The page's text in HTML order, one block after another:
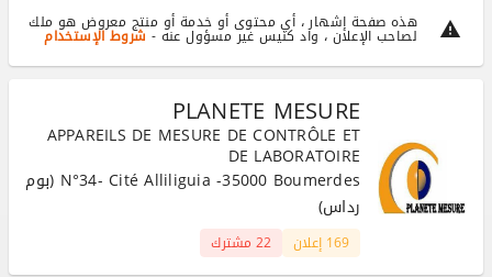
هذه صفحة إشهار ، أي محتوى أو خدمة أو منتج معروض هو ملك
لصاحب الإعلان ، واد كنيس غير مسؤول عنه - شروط الإستخدام
PLANETE MESURE
APPAREILS DE MESURE DE CONTRÔLE ET
DE LABORATOIRE
N°34- Cité Alliliguia -35000 Boumerdes (بوم
رداس)
169 إعلان 22 مشترك